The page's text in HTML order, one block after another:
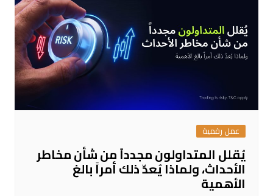
عمل رقمية
يُقلل المتداولون مجدداً من شأن مخاطر
الأحداث، ولماذا يُعدّ ذلك أمراً بالغ
الأهمية